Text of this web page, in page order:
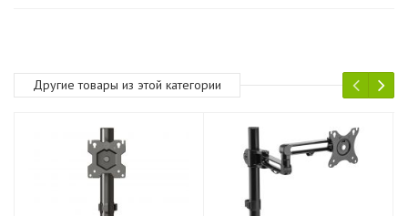
Другие товары из этой категории